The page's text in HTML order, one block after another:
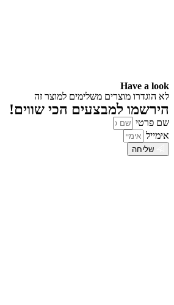
Have a look
לא הוגדרו מוצרים משלימים למוצר זה
הירשמו למבצעים הכי שווים!
שם פרטי
אימייל
שליחה